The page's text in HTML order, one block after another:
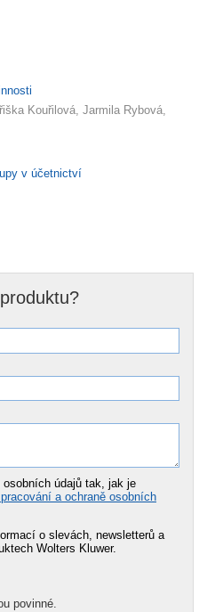
Kouřilová, Jarmila Rybová,
v účetnictví
údajů tak, jak je
a ochraně osobních
o slevách, newsletterů a
Wolters Kluwer.
povinné.